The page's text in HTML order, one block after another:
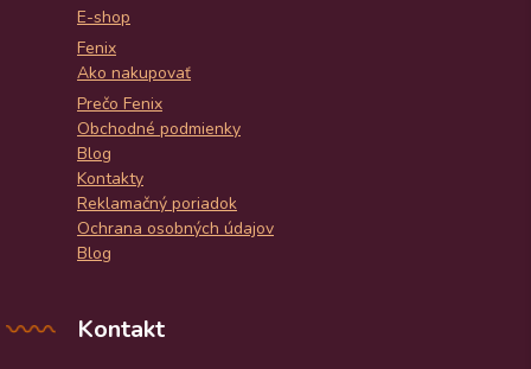
E-shop
Fenix
Ako nakupovať
Prečo Fenix
Obchodné podmienky
Blog
Kontakty
Reklamačný poriadok
Ochrana osobných údajov
Blog
Kontakt